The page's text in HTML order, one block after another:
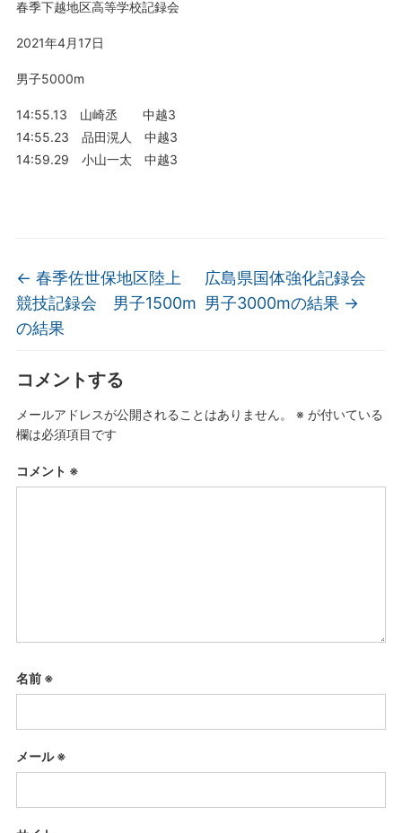
春季下越地区高等学校記録会
2021年4月17日
男子5000m
14:55.13 山崎丞 中越3
14:55.23 品田滉人 中越3
14:59.29 小山一太 中越3
← 春季佐世保地区陸上
競技記録会 男子1500m
の結果
広島県国体強化記録会
男子3000mの結果 →
コメントする
メールアドレスが公開されることはありません。 ※ が付いている
欄は必須項目です
コメント ※
名前 ※
メール※